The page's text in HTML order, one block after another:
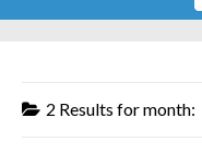
2 Results formonth: